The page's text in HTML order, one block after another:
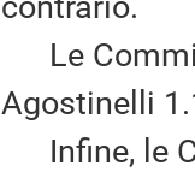
Le
Agostinelli
Infine, le